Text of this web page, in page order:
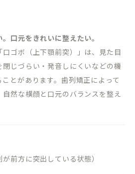
口元をきれいに整えたい。
ゴボ（上下顎前突）」は、見た目
じづらい・発音しにくいなどの機
とがあります。歯列矯正によって
然な横顔と口元のバランスを整え
前方に突出している状態）